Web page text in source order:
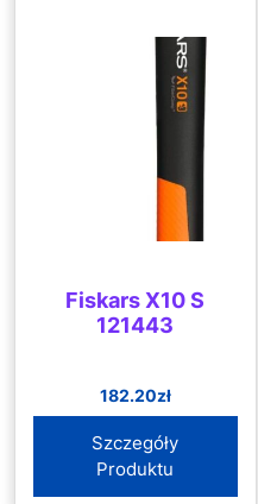
Fiskars X10 S
121443
182.20zł
Szczegóły
Produktu